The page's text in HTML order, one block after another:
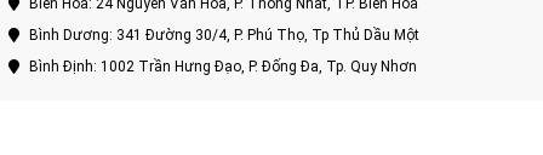
Biên Hòa: 24 Nguyễn Văn Hoa, P. Thống Nhất, TP. Biên Hòa
Bình Dương: 341 Đường 30/4, P. Phú Thọ, Tp Thủ Dầu Một
Bình Định: 1002 Trần Hưng Đạo, P. Đống Đa, Tp. Quy Nhơn